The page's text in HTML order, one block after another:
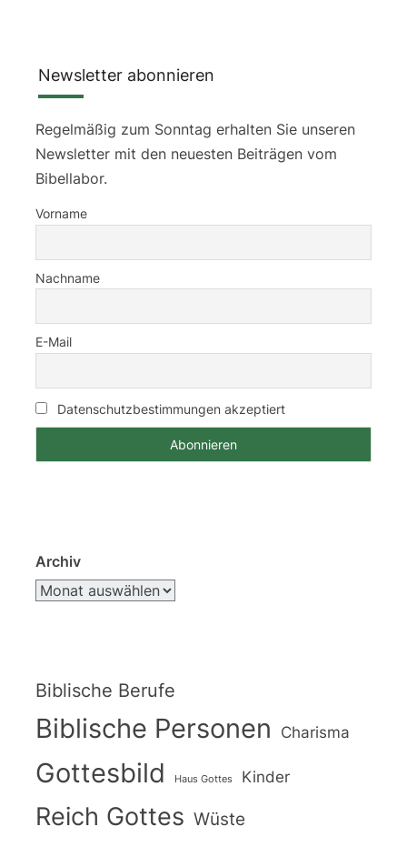
Newsletter abonnieren
Regelmäßig zum Sonntag erhalten Sie unseren
Newsletter mit den neuesten Beiträgen vom
Bibellabor.
Vorname
Nachname
E-Mail
Datenschutzbestimmungen akzeptiert
Archiv
Biblische Berufe
Biblische Personen Charisma
Gottesbild Haus Gottes Kinder
Reich Gottes Wüste